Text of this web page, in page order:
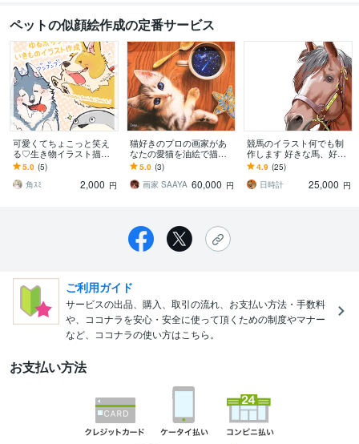
ペットの似顔絵作成の定番サービス
可愛くてちょこっと笑え
る♡生き物イラスト描き
ます 商用◎ アイコンやグ
ッズ、思い出にぜひ✨
5.0 (5)
角ｽﾐ
2,000 円
猫好きのプロの画家があ
なたの愛猫を油絵で描き
ます 世界一可愛い愛猫チ
ャンをアート世界の主役
として描きます
5.0 (3)
画家 SAAYA 60,000 円
競馬のイラスト何でも制
作します 好きな馬、好き
な騎手、好きなレース、
どんな依頼でも制作OK！
4.9 (25)
日時計
25,000 円
ご利用ガイド
サービスの出品、購入、取引の流れ、お支払い方法・手数料
や、ココナラを安心・安全に使って頂くための制度やマナー
など、ココナラの使い方はこちら。
お支払い方法